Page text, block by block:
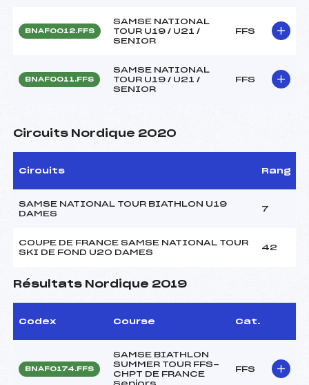
BNAF0012.FFS
SAMSE NATIONAL
TOUR U19 / U21 /
SENIOR
FFS
BNAF0011.FFS
SAMSE NATIONAL
TOUR U19 / U21 /
SENIOR
FFS
Circuits Nordique 2020
Circuits Rang
SAMSE NATIONAL TOUR BIATHLON U19
DAMES
7
COUPE DE FRANCE SAMSE NATIONAL TOUR
SKI DE FOND U20 DAMES
42
Résultats Nordique 2019
Codex Course Cat.
BNAF0174.FFS
SAMSE BIATHLON
SUMMER TOUR FFS-
CHPT DE FRANCE
Seniors
FFS